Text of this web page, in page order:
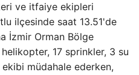
ve itfaiye ekipleri
ilçesinde saat 13.51'de
İzmir Orman Bölge
17 sprinkler, 3 su
müdahale ederken,